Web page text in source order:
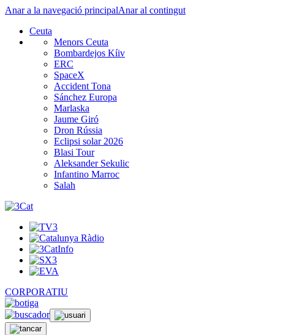
Anar a la navegació principalAnar al contingut
Ceuta
Menors Ceuta
Bombardejos Kíiv
ERC
SpaceX
Accident Tona
Sánchez Europa
Marlaska
Jaume Giró
Dron Rússia
Eclipsi solar 2026
Blasi Tour
Aleksander Sekulic
Infantino Marroc
Salah
CORPORATIU